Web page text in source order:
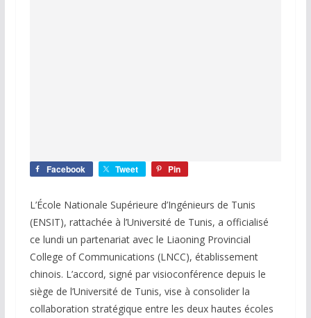
Facebook Tweet Pin
L’École Nationale Supérieure d’Ingénieurs de Tunis
(ENSIT), rattachée à l’Université de Tunis, a officialisé
ce lundi un partenariat avec le Liaoning Provincial
College of Communications (LNCC), établissement
chinois. L’accord, signé par visioconférence depuis le
siège de l’Université de Tunis, vise à consolider la
collaboration stratégique entre les deux hautes écoles